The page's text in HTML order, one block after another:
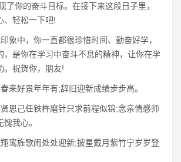
了你的奋斗目标。在接下来这段日子里，
、轻松一下吧!
中，你一直都很珍惜时间、勤奋好学，
，是你在学习中奋斗不息的精神，让你在学
。祝贺你，朋友!
好景年年有;辞旧迎新成绩步步高。
己任铁杵磨针只求前程似锦;念亲情感师
我心。
旌歌闹处处迎新;披星戴月紫竹宁岁岁登